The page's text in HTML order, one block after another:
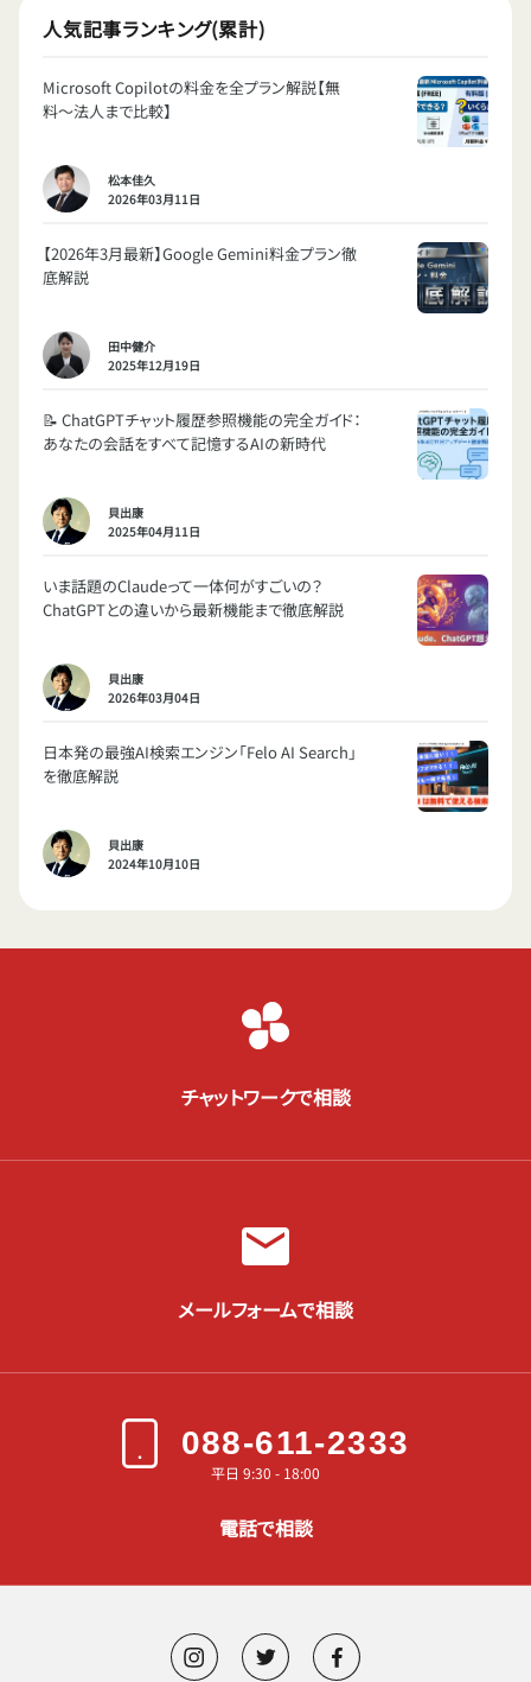
人気記事ランキング(累計)
Microsoft Copilotの料金を全プラン解説【無
料〜法人まで比較】
松本佳久
2026年03月11日
【2026年3月最新】Google Gemini料金プラン徹
底解説
田中健介
2025年12月19日
📝 ChatGPTチャット履歴参照機能の完全ガイド：
あなたの会話をすべて記憶するAIの新時代
貝出康
2025年04月11日
いま話題のClaudeって一体何がすごいの？
ChatGPTとの違いから最新機能まで徹底解説
貝出康
2026年03月04日
日本発の最強AI検索エンジン「Felo AI Search」
を徹底解説
貝出康
2024年10月10日
チャットワークで相談
メールフォームで相談
088-611-2333
平日 9:30 - 18:00
電話で相談